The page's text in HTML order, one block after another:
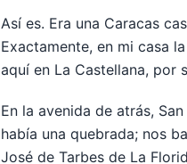
Así es. Era una Caracas
Exactamente, en mi casa
aquí en La Castellana, por
En la avenida de atrás,
había una quebrada; nos
José de Tarbes de La